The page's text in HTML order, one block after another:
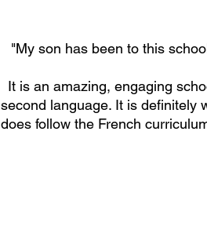
"My son has been to this
It is an amazing, engaging
second language. It is definitely
does follow the French